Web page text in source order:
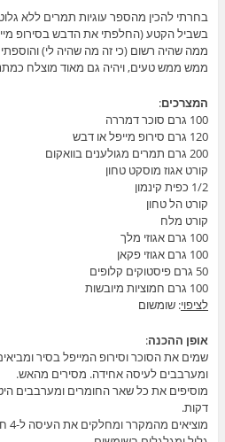
בחרתי להכין מהספר עוגיות תמרים ללא
בשביל הקטע (החלפתי את הדבש בסירופ
ממה שהיה רשום (כי זה מה שהיה לי)
ממש ממש טעים, ויהיה גם מאוד מוצלח
המצרכים:
100 גרם סוכר דמררה
120 גרם סירופ מייפל או דבש
200 גרם תמרים מגולענים בוואקום
קורט אגוז מוסקט טחון
1/2 כפית קינמון
קורט הל טחון
קורט מלח
100 גרם אגוזי מלך
100 גרם אגוזי פקאן
50 גרם פיסטוקים קלופים
100 גרם חמוציות מיובשות
לציפוי: שומשום
אופן ההכנה:
שמים את הסוכר וסירופ המייפל בסיר
ומערבבים לעיסה אחידה. מסירים מהאש.
דקות.